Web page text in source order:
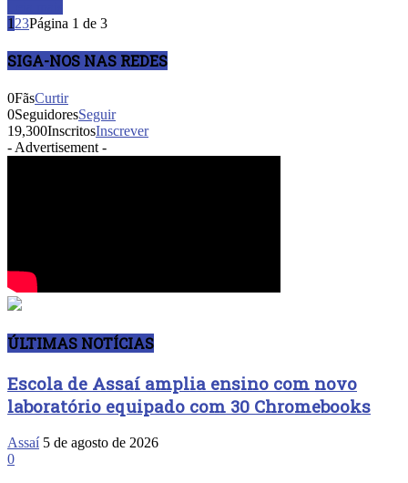
1 23Página 1 de 3
SIGA-NOS NAS REDES
0FãsCurtir
0SeguidoresSeguir
19,300InscritosInscrever
- Advertisement -
ÚLTIMAS NOTÍCIAS
Escola de Assaí amplia ensino com novo
laboratório equipado com 30 Chromebooks
Assaí 5 de agosto de 2026
0